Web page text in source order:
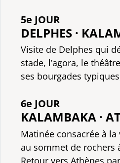
5e JOUR
DELPHES ·
Visite de Delphes qui
stade, l’agora, le
ses bourgades
6e JOUR
KALAMBAKA ·
Matinée consacrée à
au sommet de rochers
Retour vers Athènes